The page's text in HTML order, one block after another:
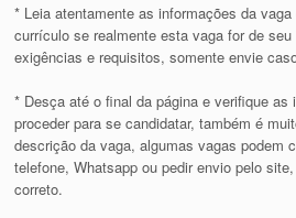
* Leia atentamente as informações da
currículo se realmente esta vaga for de
exigências e requisitos, somente envie
* Desça até o final da página e verifique as
proceder para se candidatar, também é
descrição da vaga, algumas vagas podem
telefone, Whatsapp ou pedir envio pelo
correto.